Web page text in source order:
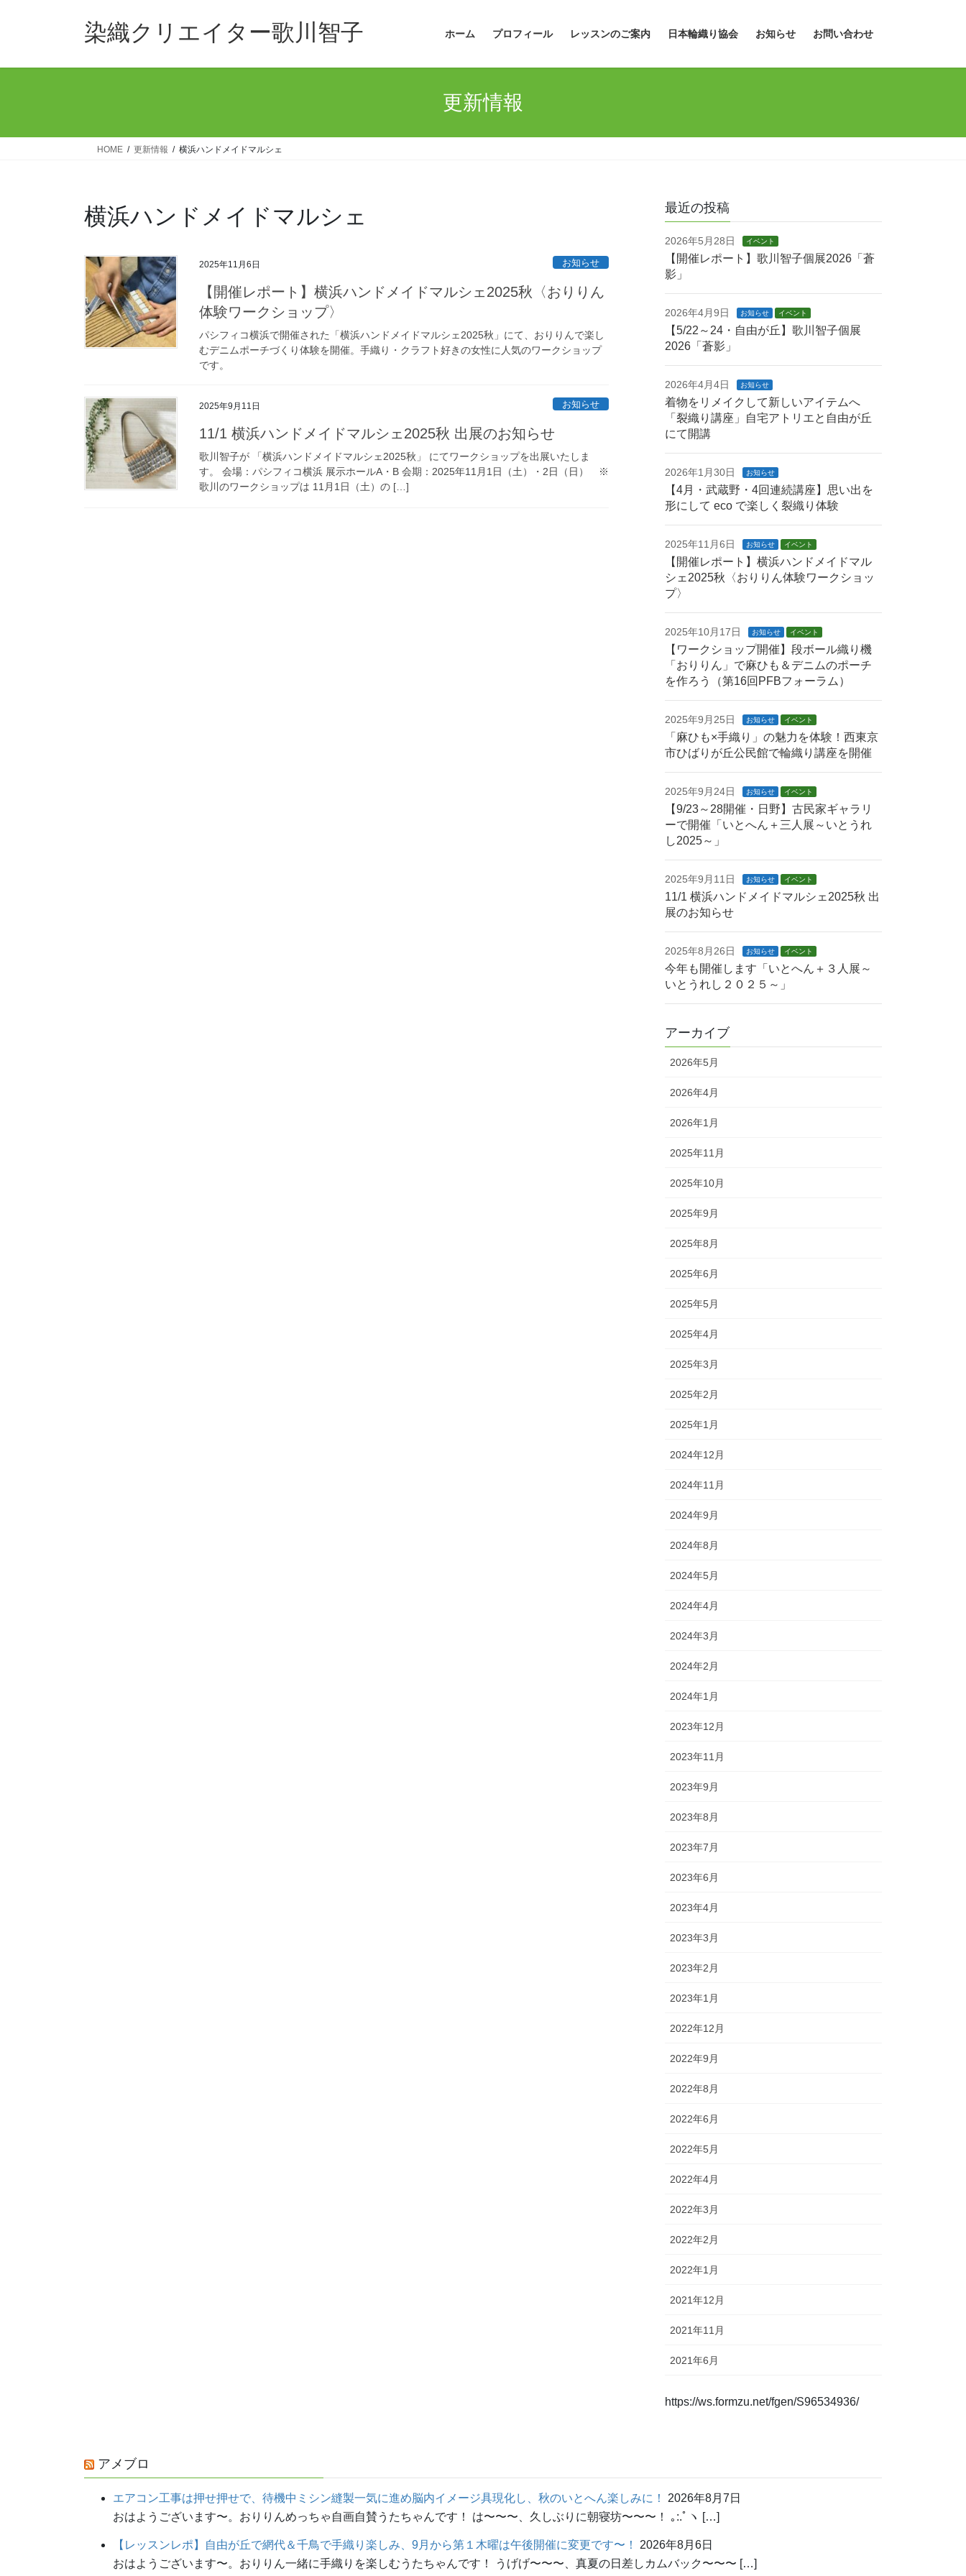
染織クリエイター歌川智子 ホーム プロフィール レッスンのご案内 日本輪織り協会 お知らせ お問い合わせ
更新情報
HOME 更新情報 横浜ハンドメイドマルシェ
横浜ハンドメイドマルシェ
2025年11月6日 お知らせ
【開催レポート】横浜ハンドメイドマルシェ2025秋〈おりりん
体験ワークショップ〉
パシフィコ横浜で開催された「横浜ハンドメイドマルシェ2025秋」にて、おりりんで楽し
むデニムポーチづくり体験を開催。手織り・クラフト好きの女性に人気のワークショップ
です。
2025年9月11日 お知らせ
11/1 横浜ハンドメイドマルシェ2025秋 出展のお知らせ
歌川智子が 「横浜ハンドメイドマルシェ2025秋」 にてワークショップを出展いたしま
す。 会場：パシフィコ横浜 展示ホールA・B 会期：2025年11月1日（土）・2日（日） ※
歌川のワークショップは 11月1日（土）の […]
最近の投稿
2026年5月28日 イベント
【開催レポート】歌川智子個展2026「蒼
影」
2026年4月9日 お知らせ イベント
【5/22～24・自由が丘】歌川智子個展
2026「蒼影」
2026年4月4日 お知らせ
着物をリメイクして新しいアイテムへ
「裂織り講座」自宅アトリエと自由が丘
にて開講
2026年1月30日 お知らせ
【4月・武蔵野・4回連続講座】思い出を
形にして eco で楽しく裂織り体験
2025年11月6日 お知らせ イベント
【開催レポート】横浜ハンドメイドマル
シェ2025秋〈おりりん体験ワークショッ
プ〉
2025年10月17日 お知らせ イベント
【ワークショップ開催】段ボール織り機
「おりりん」で麻ひも＆デニムのポーチ
を作ろう（第16回PFBフォーラム）
2025年9月25日 お知らせ イベント
「麻ひも×手織り」の魅力を体験！西東京
市ひばりが丘公民館で輪織り講座を開催
2025年9月24日 お知らせ イベント
【9/23～28開催・日野】古民家ギャラリ
ーで開催「いとへん＋三人展～いとうれ
し2025～」
2025年9月11日 お知らせ イベント
11/1 横浜ハンドメイドマルシェ2025秋 出
展のお知らせ
2025年8月26日 お知らせ イベント
今年も開催します「いとへん＋３人展～
いとうれし２０２５～」
アーカイブ
2026年5月
2026年4月
2026年1月
2025年11月
2025年10月
2025年9月
2025年8月
2025年6月
2025年5月
2025年4月
2025年3月
2025年2月
2025年1月
2024年12月
2024年11月
2024年9月
2024年8月
2024年5月
2024年4月
2024年3月
2024年2月
2024年1月
2023年12月
2023年11月
2023年9月
2023年8月
2023年7月
2023年6月
2023年4月
2023年3月
2023年2月
2023年1月
2022年12月
2022年9月
2022年8月
2022年6月
2022年5月
2022年4月
2022年3月
2022年2月
2022年1月
2021年12月
2021年11月
2021年6月
https://ws.formzu.net/fgen/S96534936/
アメブロ
エアコン工事は押せ押せで、待機中ミシン縫製一気に進め脳内イメージ具現化し、秋のいとへん楽しみに！
2026年8月7日
おはようございます〜。おりりんめっちゃ自画自賛うたちゃんです！ は〜〜〜、久しぶりに朝寝坊〜〜〜！ ｡:.ﾟヽ […]
【レッスンレポ】自由が丘で網代＆千鳥で手織り楽しみ、9月から第１木曜は午後開催に変更です〜！
2026年8月6日
おはようございます〜。おりりん一緒に手織りを楽しむうたちゃんです！ うげげ〜〜〜、真夏の日差しカムバック〜〜〜 […]